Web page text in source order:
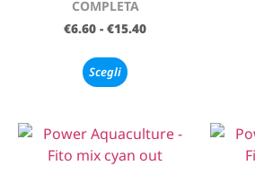
COMPLETA
€6.60 - €15.40
Scegli